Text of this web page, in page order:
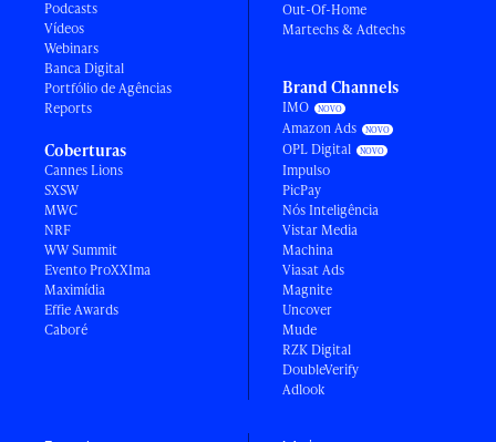
Podcasts
Vídeos
Webinars
Banca Digital
Portfólio de Agências
Reports
Coberturas
Cannes Lions
SXSW
MWC
NRF
WW Summit
Evento ProXXIma
Maximídia
Effie Awards
Caboré
Out-Of-Home
Martechs & Adtechs
Brand Channels
IMO
Amazon Ads
OPL Digital
Impulso
PicPay
Nós Inteligência
Vistar Media
Machina
Viasat Ads
Magnite
Uncover
Mude
RZK Digital
DoubleVerify
Adlook